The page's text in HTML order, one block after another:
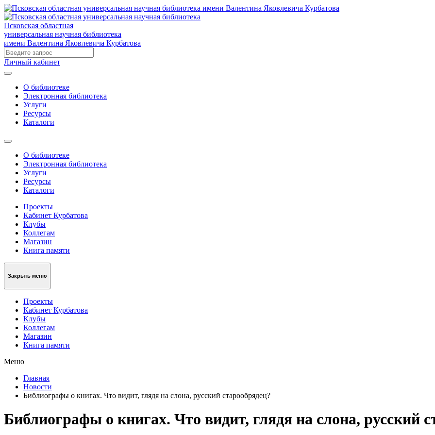
Псковская областная
универсальная научная библиотека
имени Валентина Яковлевича Курбатова
Личный кабинет
О библиотеке
Электронная библиотека
Услуги
Ресурсы
Каталоги
О библиотеке
Электронная библиотека
Услуги
Ресурсы
Каталоги
Проекты
Кабинет Курбатова
Клубы
Коллегам
Магазин
Книга памяти
Закрыть меню
Проекты
Кабинет Курбатова
Клубы
Коллегам
Магазин
Книга памяти
Меню
Главная
Новости
Библиографы о книгах. Что видит, глядя на слона, русский старообрядец?
Библиографы о книгах. Что видит, глядя на слона, русский